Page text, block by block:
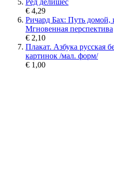
Ред делишес
€ 4,29
Ричард Бах: Путь домой,
Мгновенная перспектива
€ 2,10
Плакат. Азбука русская
картинок /мал. форм/
€ 1,00